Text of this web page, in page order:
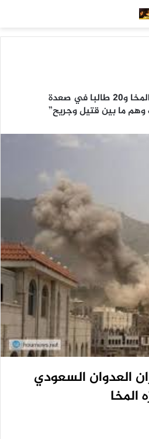
تعز غارات علي منتزه في المخا و20 طالبا في صعدة
ما بين قتيل وجريح”
العدوان السعودي
المخا